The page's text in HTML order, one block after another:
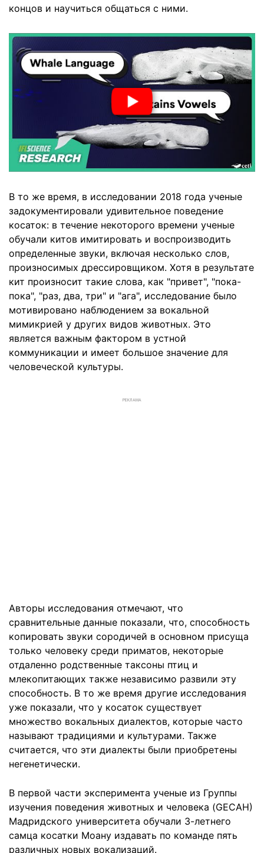
концов и научиться общаться с ними.
В то же время, в исследовании 2018 года ученые
задокументировали удивительное поведение
косаток: в течение некоторого времени ученые
обучали китов имитировать и воспроизводить
определенные звуки, включая несколько слов,
произносимых дрессировщиком. Хотя в результате
кит произносит такие слова, как "привет", "пока-
пока", "раз, два, три" и "ага", исследование было
мотивировано наблюдением за вокальной
мимикрией у других видов животных. Это
является важным фактором в устной
коммуникации и имеет большое значение для
человеческой культуры.
РЕКЛАМА
Авторы исследования отмечают, что
сравнительные данные показали, что, способность
копировать звуки сородичей в основном присуща
только человеку среди приматов, некоторые
отдаленно родственные таксоны птиц и
млекопитающих также независимо развили эту
способность. В то же время другие исследования
уже показали, что у косаток существует
множество вокальных диалектов, которые часто
называют традициями и культурами. Также
считается, что эти диалекты были приобретены
негенетически.
В первой части эксперимента ученые из Группы
изучения поведения животных и человека (GECAH)
Мадридского университета обучали 3-летнего
самца косатки Моану издавать по команде пять
различных новых вокализаций.